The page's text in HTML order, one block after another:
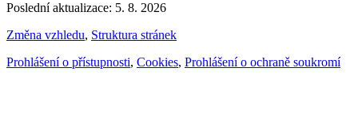
Poslední aktualizace: 5. 8. 2026
Změna vzhledu, Struktura stránek
Prohlášení o přístupnosti, Cookies, Prohlášení o ochraně soukromí